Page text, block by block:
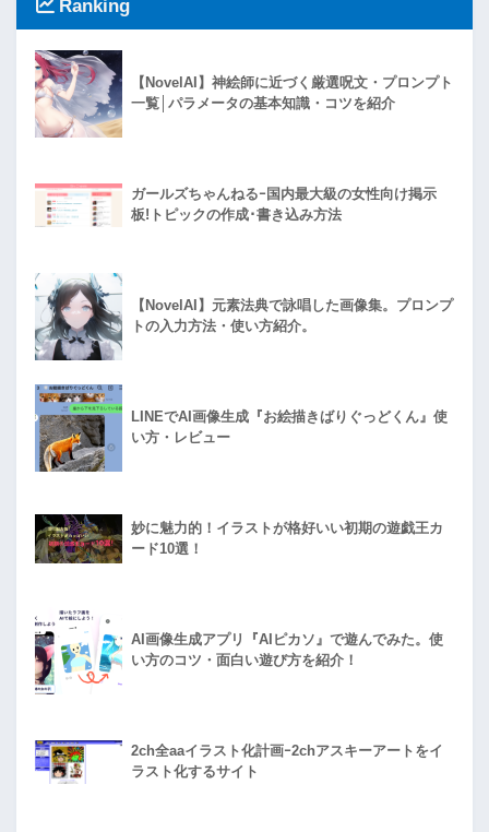
Ranking
【NovelAI】神絵師に近づく厳選呪文・プロンプト
一覧│パラメータの基本知識・コツを紹介
ガールズちゃんねるｰ国内最大級の女性向け掲示
板!トピックの作成･書き込み方法
【NovelAI】元素法典で詠唱した画像集。プロンプ
トの入力方法・使い方紹介。
LINEでAI画像生成『お絵描きばりぐっどくん』使
い方・レビュー
妙に魅力的！イラストが格好いい初期の遊戯王カ
ード10選！
AI画像生成アプリ『AIピカソ』で遊んでみた。使
い方のコツ・面白い遊び方を紹介！
2ch全aaイラスト化計画ｰ2chアスキーアートをイ
ラスト化するサイト